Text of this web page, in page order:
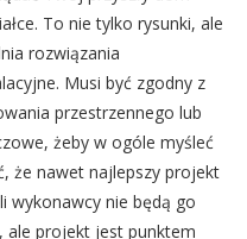
To nie tylko rysunki, ale
rozwiązania
Musi być zgodny z
przestrzennego lub
żeby w ogóle myśleć
że nawet najlepszy projekt
wykonawcy nie będą go
ale projekt jest punktem